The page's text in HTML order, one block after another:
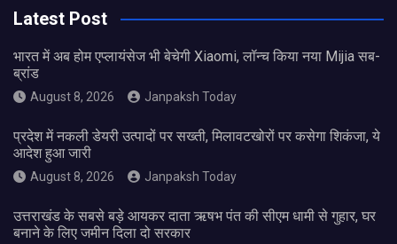
Latest Post
भारत में अब होम एप्लायंसेज भी बेचेगी Xiaomi, लॉन्च किया नया Mijia सब-
ब्रांड
August 8, 2026 Janpaksh Today
प्रदेश में नकली डेयरी उत्पादों पर सख्ती, मिलावटखोरों पर कसेगा शिकंजा, ये
आदेश हुआ जारी
August 8, 2026 Janpaksh Today
उत्तराखंड के सबसे बड़े आयकर दाता ऋषभ पंत की सीएम धामी से गुहार, घर
बनाने के लिए जमीन दिला दो सरकार